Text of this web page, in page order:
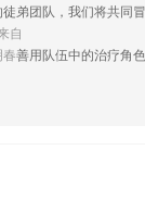
库。
?
需要哪些保险功能；
导入分享同步都有优化
徒弟团队，我们将共同
自
善用队伍中的治疗角